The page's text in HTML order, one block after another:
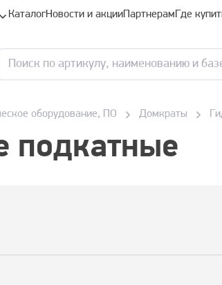
КаталогНовости и акцииПартнерам Где
оборудование, ПО Домкраты
подкатные